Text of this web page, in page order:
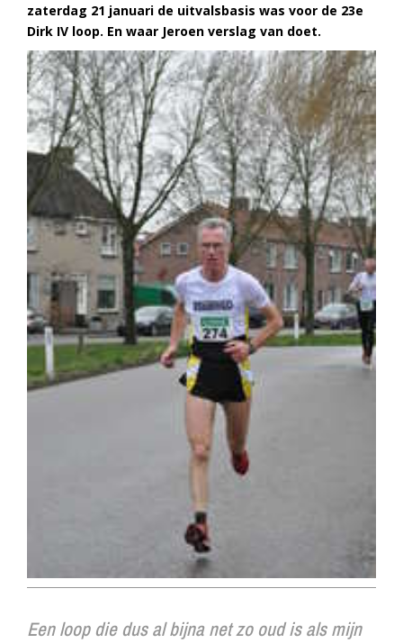
zaterdag 21 januari de uitvalsbasis was voor de 23e
Dirk IV loop. En waar Jeroen verslag van doet.
Een loop die dus al bijna net zo oud is als mijn